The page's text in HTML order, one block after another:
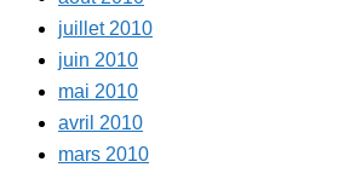
juillet 2010
juin 2010
mai 2010
avril 2010
mars 2010